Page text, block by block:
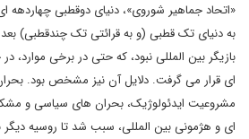
«اتحاد جماهیر شوروی»، دنیای دوقطبی چهاردهه
بازیگر بین المللی نبود، که حتی در برخی موارد،
ای قرار می گرفت. دلایل آن نیز مشخص بود.
مشروعیت ایدئولوژیک، بحران های سیاسی و
ای و هژمونی بین المللی، سبب شد تا روسیه دیگر